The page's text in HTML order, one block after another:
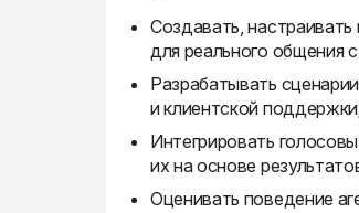
Создавать, настраивать
для реального общения
Разрабатывать
и клиентской
Интегрировать
их на основе
Оценивать поведение